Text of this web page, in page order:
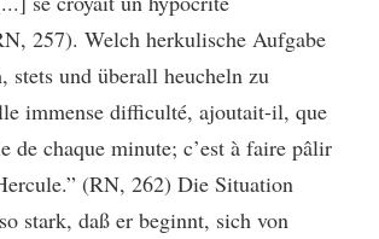
257). Welch herkulische Aufgabe
stets und überall heucheln zu
immense difficulté, ajoutait-il, que
de chaque minute; c’est à faire pâlir
(RN, 262) Die Situation
stark, daß er beginnt, sich von